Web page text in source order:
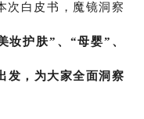
次白皮书，魔镜洞察
妆护肤”、“母婴”、
发，为大家全面洞察